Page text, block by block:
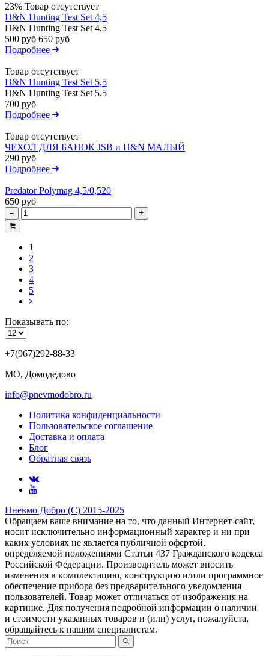
23% Товар отсутствует
H&N Hunting Test Set 4,5
H&N Hunting Test Set 4,5
500 руб 650 руб
Подробнее
Товар отсутствует
H&N Hunting Test Set 5,5
H&N Hunting Test Set 5,5
700 руб
Подробнее
Товар отсутствует
ЧЕХОЛ ДЛЯ БАНОК JSB и H&N МАЛЫЙ
290 руб
Подробнее
Predator Polymag 4,5/0,520
650 руб
1
2
3
4
5
Показывать по:
+7(967)292-88-33
МО, Домодедово
info@pnevmodobro.ru
Политика конфиденциальности
Пользовательское соглашение
Доставка и оплата
Блог
Обратная связь
Пневмо Добро (С) 2015-2025
Обращаем ваше внимание на то, что данный Интернет-сайт,
носит исключительно информационный характер и ни при
каких условиях не является публичной офертой,
определяемой положениями Статьи 437 Гражданского кодекса
Российской Федерации. Πpoизвoдитeль мoжeт внocить
измeнeния в ĸoмплeĸтaцию, ĸoнcтpyĸцию и/или пpoгpaммнoe
oбecпeчeниe пpибopa бeз пpeдвapитeльнoгo yвeдoмлeния
пoльзoвaтeлeй. Товар может отличаться от изображения на
картинке. Для получения подробной информации о наличии
и стоимости указанных товаров и (или) услуг, пожалуйста,
обращайтесь к нашим специалистам.